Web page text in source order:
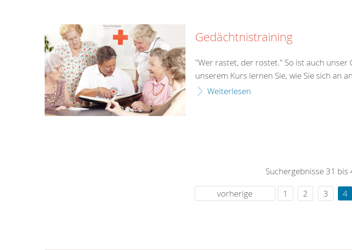
Gedächtnistraining
"Wer rastet, der rostet." So ist auch
unserem Kurs lernen Sie, wie Sie sich an
Weiterlesen
Suchergebnisse 31 bis
vorherige
1 2 3 4